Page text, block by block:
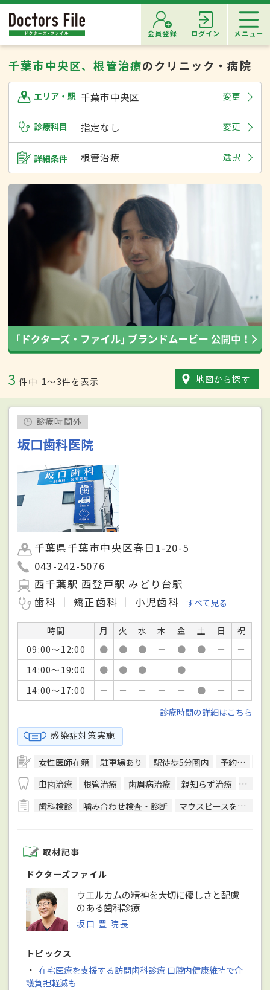
会員登録 ログイン メニュー
千葉市中央区、根管治療のクリニック・病院
エリア・駅 千葉市中央区 変更
診療科目 指定なし 変更
詳細条件 根管治療 選択
3 件中 1〜3件を表示 地図から探す
診療時間外
坂口歯科医院
千葉県千葉市中央区春日1-20-5
043-242-5076
西千葉駅 西登戸駅 みどり台駅
歯科
矯正歯科 小児歯科 すべて見る
時間 月 火 水 木 金 土 日
祝
09:00～12:00
● ● ● － ● ● －
－
14:00～19:00
● ● ● － ● － －
－
14:00～17:00
－ － － － － ● －
－
診療時間の詳細はこちら
感染症対策実施
女性医師在籍 駐車場あり 駅徒歩5分圏内 予約可
虫歯治療
根管治療 歯周病治療 親知らず治療
顎関
歯科検診
噛み合わせ検査・診断 マウスピースを用いた治療
取材記事
ドクターズファイル
ウエルカムの精神を大切に優しさと配慮
のある歯科診療
坂口 豊 院長
トピックス
・ 在宅医療を支援する訪問歯科診療 口腔内健康維持で介
護負担軽減も